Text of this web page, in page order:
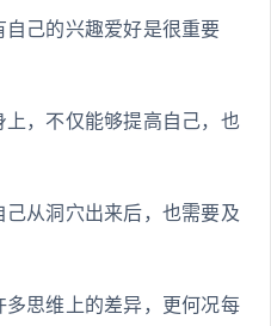
己的兴趣爱好是很重要
，不仅能够提高自己，也
从洞穴出来后，也需要及
思维上的差异，更何况每